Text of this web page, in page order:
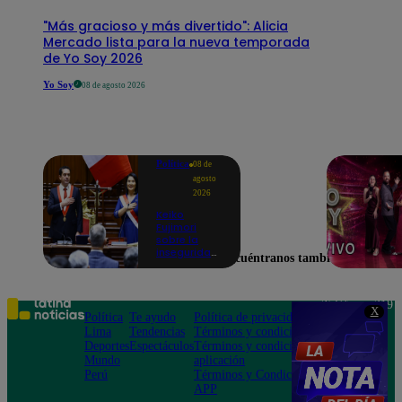
X
"Más gracioso y más divertido": Alicia
Mercado lista para la nueva temporada
de Yo Soy 2026
Yo Soy 08 de agosto 2026
Política 08 de
agosto
2026
Keiko
Fujimori
sobre la
inseguridad:
que los
delincuentes
terminen en
prisión”
Encuéntranos también en
Política
Lima
Deportes
Mundo
Perú
Te ayudo
Tendencias
Espectáculos
Política de privacidad
Términos y condiciones
Términos y condiciones
aplicación
Términos y Condiciones
APP
Teléfono: 219
Av. San
Felipe 968
Jesús María